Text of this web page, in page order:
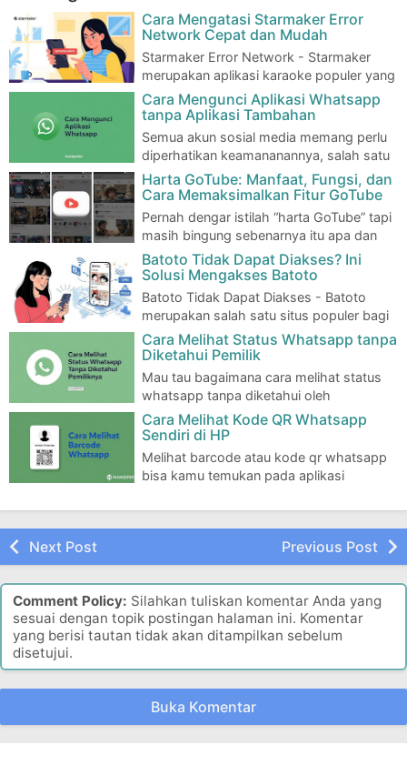
Cara Mengatasi Starmaker Error
Network Cepat dan Mudah
Starmaker Error Network - Starmaker
merupakan aplikasi karaoke populer yang
memungkinkan penggunanya bernyanyi dan berba…
Cara Mengunci Aplikasi Whatsapp
tanpa Aplikasi Tambahan
Semua akun sosial media memang perlu
diperhatikan keamananannya, salah satu
sosial media yang sangat perlu memakai keman…
Harta GoTube: Manfaat, Fungsi, dan
Cara Memaksimalkan Fitur GoTube
Pernah dengar istilah “harta GoTube” tapi
masih bingung sebenarnya itu apa dan
untuk apa? Tenang, kamu nggak sendiri! Ba…
Batoto Tidak Dapat Diakses? Ini
Solusi Mengakses Batoto
Batoto Tidak Dapat Diakses - Batoto
merupakan salah satu situs populer bagi
penggemar manga dan manhwa di Indonesia…
Cara Melihat Status Whatsapp tanpa
Diketahui Pemilik
Mau tau bagaimana cara melihat status
whatsapp tanpa diketahui oleh
pemiliknya? Caranya gampang banget loh, disini …
Cara Melihat Kode QR Whatsapp
Sendiri di HP
Melihat barcode atau kode qr whatsapp
bisa kamu temukan pada aplikasi
Next Post Previous Post
Comment Policy: Silahkan tuliskan komentar Anda yang
sesuai dengan topik postingan halaman ini. Komentar
yang berisi tautan tidak akan ditampilkan sebelum
disetujui.
Buka Komentar